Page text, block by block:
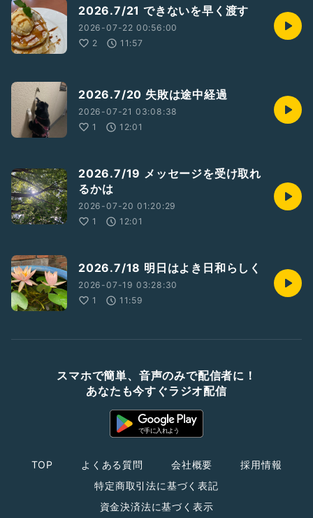
2026.7/21 できないを早く渡す
2026-07-22 00:56:00
2
11:57
2026.7/20 失敗は途中経過
2026-07-21 03:08:38
1
12:01
2026.7/19 メッセージを受け取れ
るかは
2026-07-20 01:20:29
1
12:01
2026.7/18 明日はよき日和らしく
2026-07-19 03:28:30
1
11:59
スマホで簡単、音声のみで配信者に！
あなたも今すぐラジオ配信
TOP よくある質問 会社概要
採用情報
特定商取引法に基づく表記
資金決済法に基づく表示